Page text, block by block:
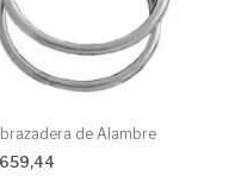
de Alambre